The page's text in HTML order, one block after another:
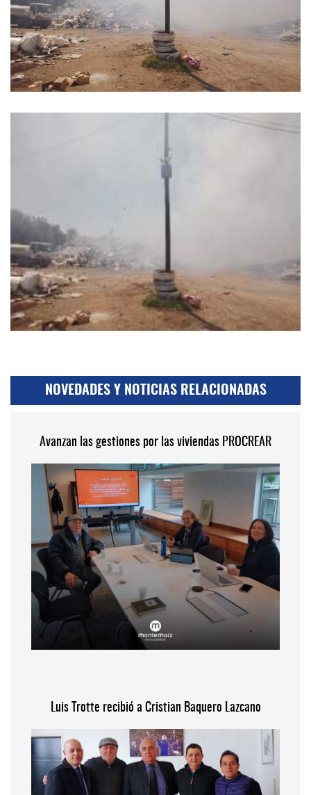
NOVEDADES Y NOTICIAS RELACIONADAS
Avanzan las gestiones por las viviendas PROCREAR
Luis Trotte recibió a Cristian Baquero Lazcano